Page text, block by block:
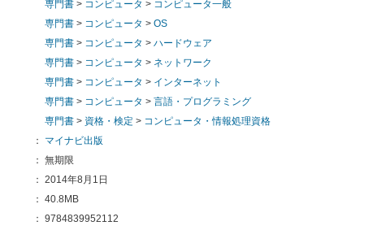
専門書 > コンピュータ > コンピュータ一般
専門書 > コンピュータ > OS
専門書 > コンピュータ > ハードウェア
専門書 > コンピュータ > ネットワーク
専門書 > コンピュータ > インターネット
専門書 > コンピュータ > 言語・プログラミング
専門書 > 資格・検定 > コンピュータ・情報処理資格
：
マイナビ出版
： 無期限
： 2014年8月1日
： 40.8MB
： 9784839952112